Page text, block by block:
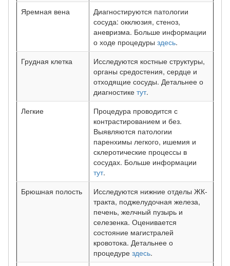
Яремная вена
Диагностируются патологии
сосуда: окклюзия, стеноз,
аневризма. Больше информации
о ходе процедуры здесь.
Грудная клетка
Исследуются костные структуры,
органы средостения, сердце и
отходящие сосуды. Детальнее о
диагностике тут.
Легкие
Процедура проводится с
контрастированием и без.
Выявляются патологии
паренхимы легкого, ишемия и
склеротические процессы в
сосудах. Больше информации
тут.
Брюшная полость
Исследуются нижние отделы ЖК-
тракта, поджелудочная железа,
печень, желчный пузырь и
селезенка. Оценивается
состояние магистралей
кровотока. Детальнее о
процедуре здесь.